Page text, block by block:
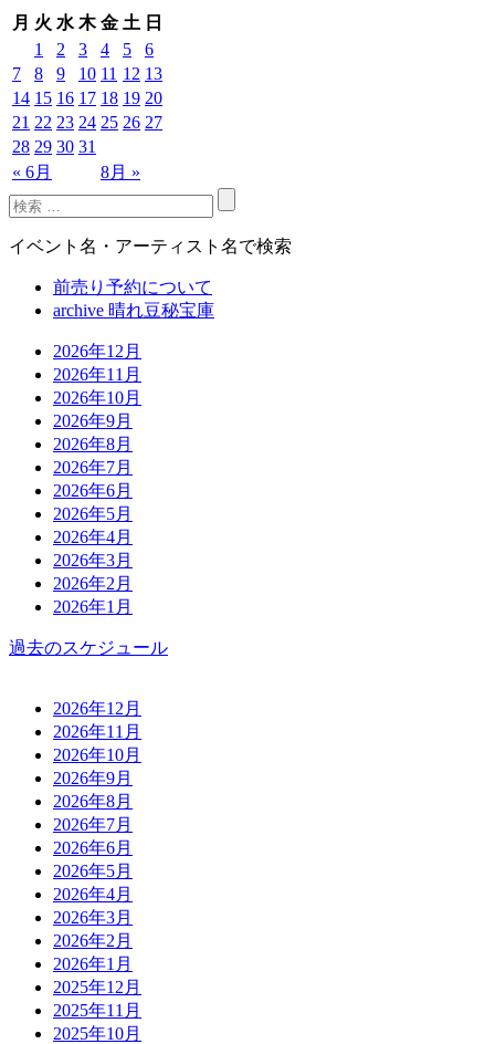
月 火 水 木 金 土 日
« 6月 8月 »
1 2 3 4 5
6
7
8 9 10 11 12 13
14 15 16 17 18 19 20
21 22 23 24 25 26 27
28 29 30 31
イベント名・アーティスト名で検索
前売り予約について
archive 晴れ豆秘宝庫
2026年12月
2026年11月
2026年10月
2026年9月
2026年8月
2026年7月
2026年6月
2026年5月
2026年4月
2026年3月
2026年2月
2026年1月
過去のスケジュール
2026年12月
2026年11月
2026年10月
2026年9月
2026年8月
2026年7月
2026年6月
2026年5月
2026年4月
2026年3月
2026年2月
2026年1月
2025年12月
2025年11月
2025年10月